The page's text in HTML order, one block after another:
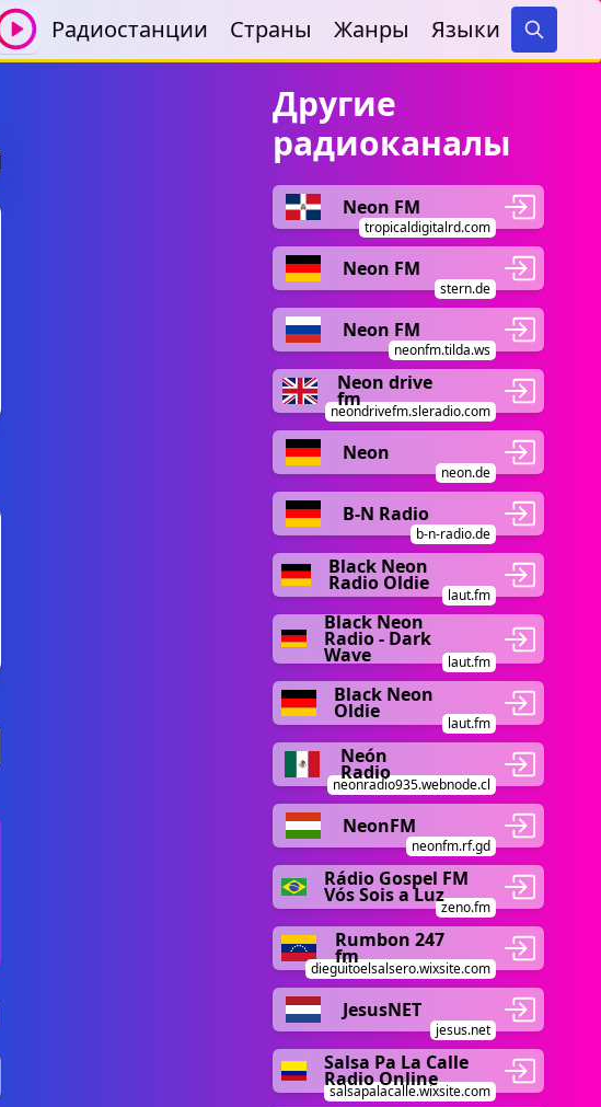
Радиостанции Страны Жанры Языки
Search
Другие
радиоканалы
Neon FM
tropicaldigitalrd.com
Neon FM
stern.de
Neon FM
neonfm.tilda.ws
Neon drive
fm
neondrivefm.sleradio.com
Neon
neon.de
B-N Radio
b-n-radio.de
Black Neon
Radio Oldie
laut.fm
Black Neon
Radio - Dark
Wave laut.fm
Black Neon
Oldie
laut.fm
Neón
Radio
neonradio935.webnode.cl
NeonFM
neonfm.rf.gd
Rádio Gospel FM
Vós Sois a Luz
zeno.fm
Rumbon 247
fm
dieguitoelsalsero.wixsite.com
JesusNET
jesus.net
Salsa Pa La Calle
Radio Online
salsapalacalle.wixsite.com